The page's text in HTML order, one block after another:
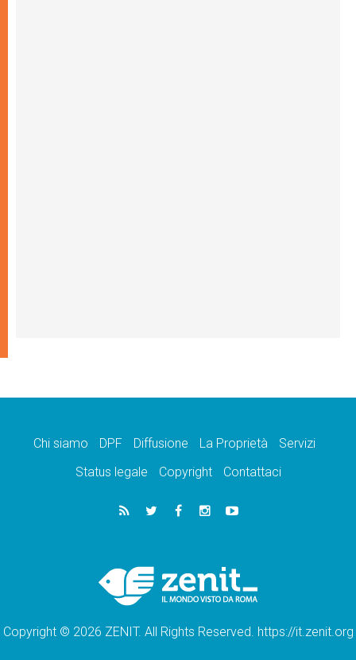
Chi siamo DPF Diffusione La Proprietà
Servizi
Status legale
Copyright Contattaci
Copyright © 2026 ZENIT. All Rights Reserved. https://it.zenit.org